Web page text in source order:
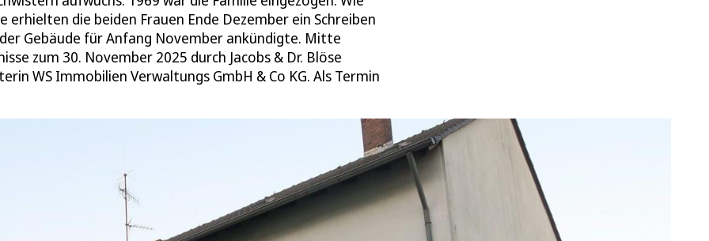
die beiden Frauen Ende Dezember ein Schreiben
Gebäude für Anfang November ankündigte. Mitte
zum 30. November 2025 durch Jacobs & Dr. Blöse
WS Immobilien Verwaltungs GmbH & Co KG. Als Termin